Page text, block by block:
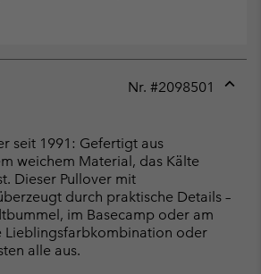
Nr. #2098501
seit 1991: Gefertigt aus
weichem Material, das Kälte
Dieser Pullover mit
durch praktische Details –
im Basecamp oder am
Lieblingsfarbkombination oder
alle aus.